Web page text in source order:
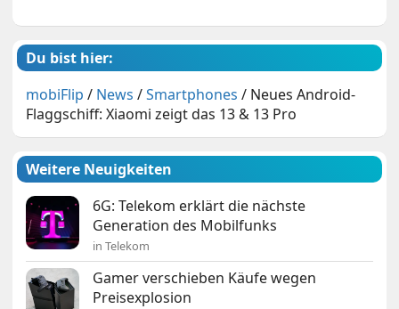
Du bist hier:
mobiFlip / News /Smartphones / Neues Android-
Flaggschiff: Xiaomi zeigt das 13 & 13 Pro
Weitere Neuigkeiten
6G: Telekom erklärt die nächste
Generation des Mobilfunks
in Telekom
Gamer verschieben Käufe wegen
Preisexplosion